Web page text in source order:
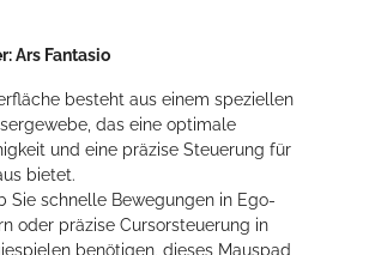
Ars Fantasio
besteht aus einem speziellen
das eine optimale
und eine präzise Steuerung für
bietet.
Sie schnelle Bewegungen in Ego-
oder präzise Cursorsteuerung in
benötigen, dieses Mauspad